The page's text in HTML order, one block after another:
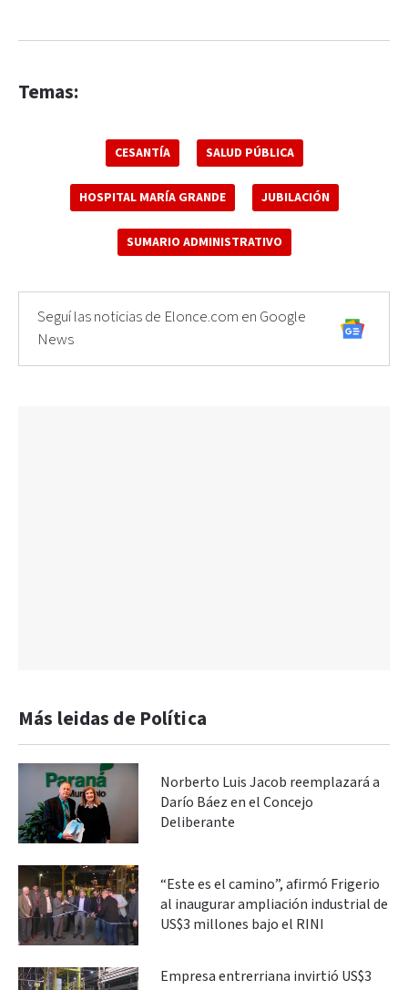
Temas:
CESANTÍA SALUD PÚBLICA
HOSPITAL MARÍA GRANDE JUBILACIÓN
SUMARIO ADMINISTRATIVO
Seguí las noticias de Elonce.com en Google
News
Más leidas de Política
Norberto Luis Jacob reemplazará a
Darío Báez en el Concejo
Deliberante
“Este es el camino”, afirmó Frigerio
al inaugurar ampliación industrial de
US$3 millones bajo el RINI
Empresa entrerriana invirtió US$3